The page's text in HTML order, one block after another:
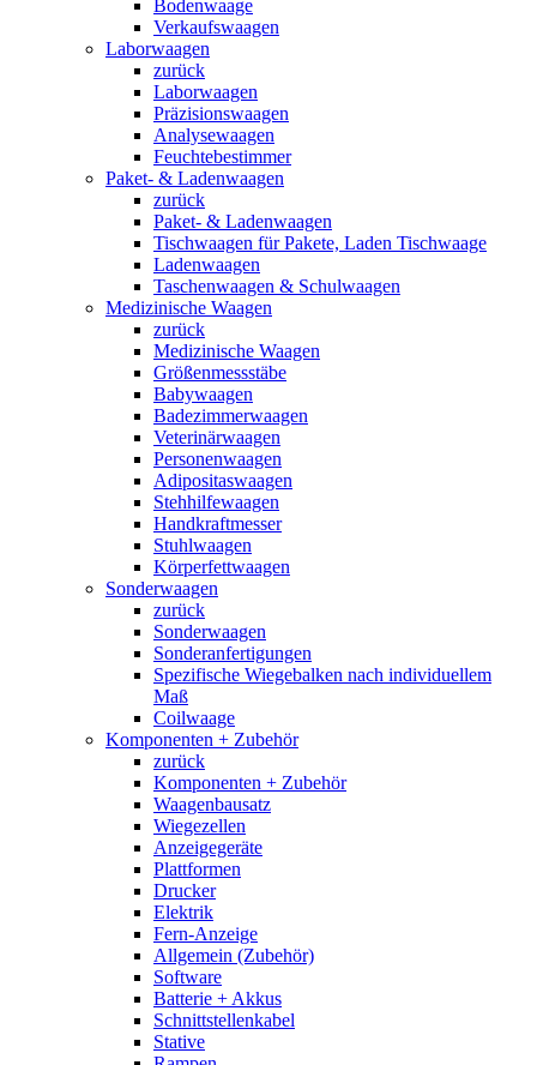
Bodenwaage
Verkaufswaagen
Laborwaagen
zurück
Laborwaagen
Präzisionswaagen
Analysewaagen
Feuchtebestimmer
Paket- & Ladenwaagen
zurück
Paket- & Ladenwaagen
Tischwaagen für Pakete, Laden Tischwaage
Ladenwaagen
Taschenwaagen & Schulwaagen
Medizinische Waagen
zurück
Medizinische Waagen
Größenmessstäbe
Babywaagen
Badezimmerwaagen
Veterinärwaagen
Personenwaagen
Adipositaswaagen
Stehhilfewaagen
Handkraftmesser
Stuhlwaagen
Körperfettwaagen
Sonderwaagen
zurück
Sonderwaagen
Sonderanfertigungen
Spezifische Wiegebalken nach individuellem
Maß
Coilwaage
Komponenten + Zubehör
zurück
Komponenten + Zubehör
Waagenbausatz
Wiegezellen
Anzeigegeräte
Plattformen
Drucker
Elektrik
Fern-Anzeige
Allgemein (Zubehör)
Software
Batterie + Akkus
Schnittstellenkabel
Stative